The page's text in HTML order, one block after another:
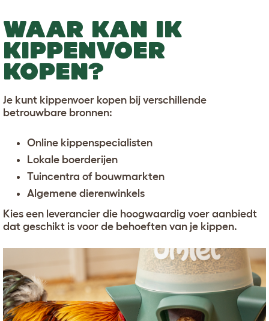
WAAR KAN IK
KIPPENVOER
KOPEN?
Je kunt kippenvoer kopen bij verschillende
betrouwbare bronnen:
Online kippenspecialisten
Lokale boerderijen
Tuincentra of bouwmarkten
Algemene dierenwinkels
Kies een leverancier die hoogwaardig voer aanbiedt
dat geschikt is voor de behoeften van je kippen.